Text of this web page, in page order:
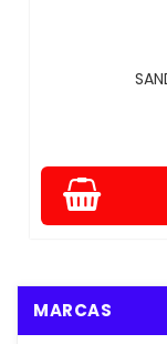
MARCAS